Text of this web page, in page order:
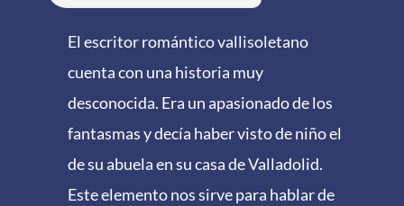
El escritor romántico vallisoletano
cuenta con una historia muy
desconocida. Era un apasionado de los
fantasmas y decía haber visto de niño el
de su abuela en su casa de Valladolid.
Este elemento nos sirve para hablar de